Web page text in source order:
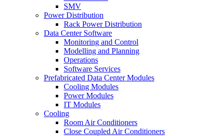
SMV
Power Distribution
Rack Power Distribution
Data Center Software
Monitoring and Control
Modelling and Planning
Operations
Software Services
Prefabricated Data Center Modules
Cooling Modules
Power Modules
IT Modules
Cooling
Room Air Conditioners
Close Coupled Air Conditioners